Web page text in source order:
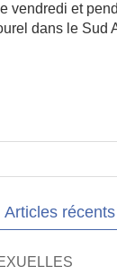
vendredi et
dans le Sud
Articles récents